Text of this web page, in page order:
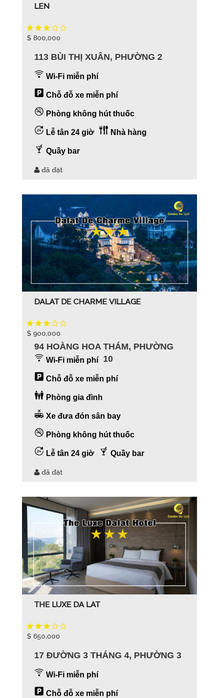
LEN
$ 800,000
113 BÙI THỊ XUÂN, PHƯỜNG 2
Wi-Fi miễn phí
Chỗ đỗ xe miễn phí
Phòng không hút thuốc
Lễ tân 24 giờ Nhà hàng
Quầy bar
đã đặt
DALAT DE CHARME VILLAGE
$ 900,000
94 HOÀNG HOA THÁM, PHƯỜNG
10
Wi-Fi miễn phí
Chỗ đỗ xe miễn phí
Phòng gia đình
Xe đưa đón sân bay
Phòng không hút thuốc
Lễ tân 24 giờ Quầy bar
đã đặt
THE LUXE DA LAT
$ 650,000
17 ĐƯỜNG 3 THÁNG 4, PHƯỜNG 3
Wi-Fi miễn phí
Chỗ đỗ xe miễn phí